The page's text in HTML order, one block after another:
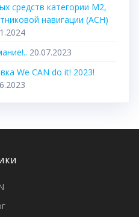
средств категории М2,
навигации (АСН)
20.07.2023
We CAN do it! 2023!